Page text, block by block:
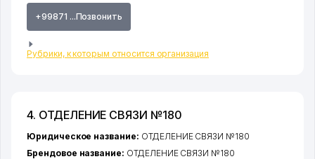
+99871 ...Позвонить
Рубрики, к которым относится организация
4. ОТДЕЛЕНИЕ СВЯЗИ №180
Юридическое название: ОТДЕЛЕНИЕ СВЯЗИ №180
Брендовое название: ОТДЕЛЕНИЕ СВЯЗИ №180